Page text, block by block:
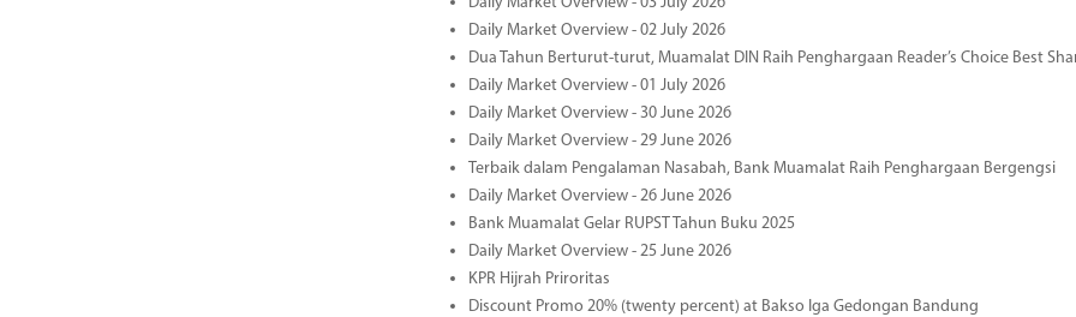
Daily Market Overview - 02 July 2026
Dua Tahun Berturut-turut, Muamalat DIN Raih Penghargaan Reader’s Choice Best
Daily Market Overview - 01 July 2026
Daily Market Overview - 30 June 2026
Daily Market Overview - 29 June 2026
Terbaik dalam Pengalaman Nasabah, Bank Muamalat Raih Penghargaan Bergengsi
Daily Market Overview - 26 June 2026
Bank Muamalat Gelar RUPST Tahun Buku 2025
Daily Market Overview - 25 June 2026
KPR Hijrah Priroritas
Discount Promo 20% (twenty percent) at Bakso Iga Gedongan Bandung